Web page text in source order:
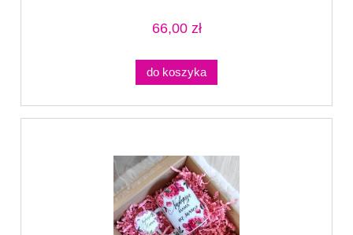
66,00 zł
do koszyka